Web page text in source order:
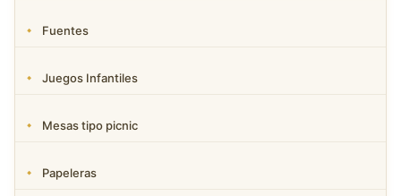
Fuentes
Juegos Infantiles
Mesas tipo picnic
Papeleras